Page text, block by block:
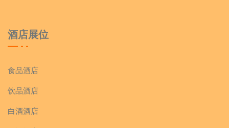
酒店展位
食品酒店
饮品酒店
白酒酒店